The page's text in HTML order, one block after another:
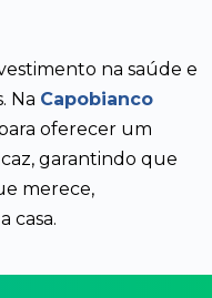
na saúde e
Na Capobianco
oferecer um
garantindo que
merece,
casa.